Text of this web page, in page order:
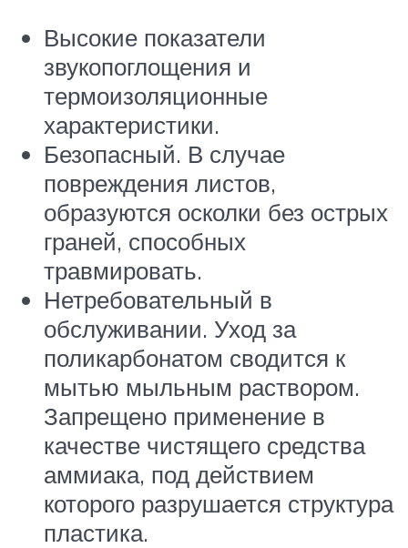
Высокие показатели
звукопоглощения и
термоизоляционные
характеристики.
Безопасный. В случае
повреждения листов,
образуются осколки без острых
граней, способных
травмировать.
Нетребовательный в
обслуживании. Уход за
поликарбонатом сводится к
мытью мыльным раствором.
Запрещено применение в
качестве чистящего средства
аммиака, под действием
которого разрушается структура
пластика.